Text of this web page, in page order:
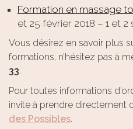
Formation en massage
et 25 février 2018 – 1 et
Vous désirez en savoir plus
formations, n’hésitez pas à
33.
Pour toutes informations
invite à prendre directement
des Possibles.